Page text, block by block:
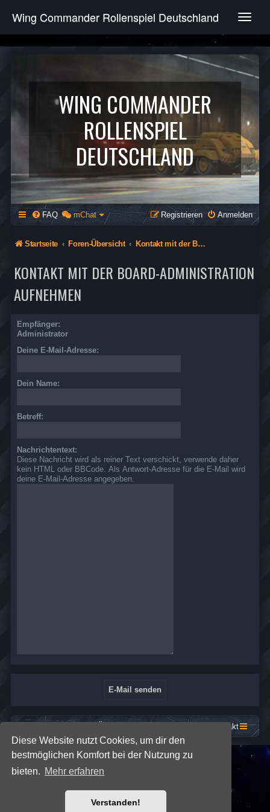
Diese Website nutzt Cookies, um dir den
bestmöglichen Komfort bei der Nutzung zu
bieten. Mehr erfahren
Verstanden!
T
g
e
v
g
a
t
i
o
n
Wing Commander Rollenspiel Deutschland
WING COMMANDER
ROLLENSPIEL
DEUTSCHLAND
FAQ mChat Anmelden
Registrieren
Startseite Foren-Übersicht Kontakt mit der Board-Administration aufnehmen
KONTAKT MIT DER BOARD-ADMINISTRATION
AUFNEHMEN
Empfänger:
Administrator
Deine E-Mail-Adresse:
Dein Name:
Betreff:
Nachrichtentext:
Diese Nachricht wird als reiner Text verschickt, verwende daher
kein HTML oder BBCode. Als Antwort-Adresse für die E-Mail wird
deine E-Mail-Adresse angegeben.
Kontakt
Premium phpBB Styles
Powered byphpBB® Forum Software © phpBB Limited
Deutsche Übersetzung durch